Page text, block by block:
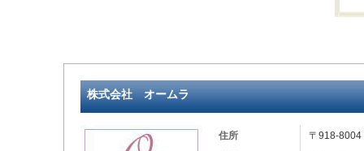
株式会社 オームラ
住所
〒918-